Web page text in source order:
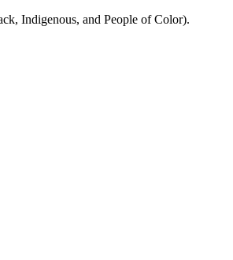
Indigenous, and People of Color).